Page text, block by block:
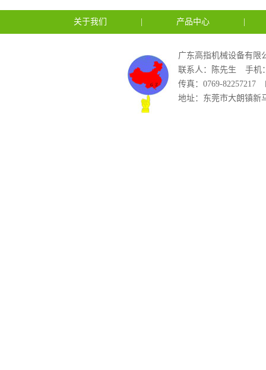
关于我们 产品中心
广东高指机械设备有限
联系人：陈先生
手机
传真：0769-82257217
地址：东莞市大朗镇新